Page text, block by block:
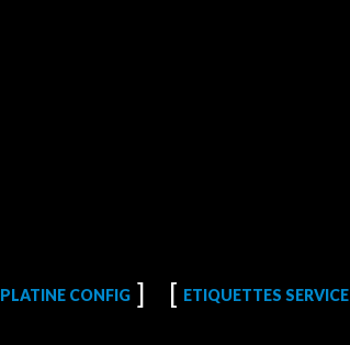
PLATINE CONFIG ETIQUETTES SERVICE